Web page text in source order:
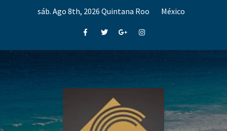
sáb. Ago 8th, 2026 Quintana Roo México
FacebookTwitterGoogle+Instagram